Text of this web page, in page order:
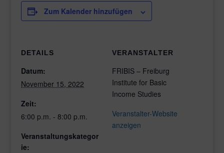
Zum Kalender hinzufügen
DETAILS
Datum:
November 15, 2022
Zeit:
6:00 p.m. - 8:00 p.m.
Veranstaltungskategor
ie:
VERANSTALTER
FRIBIS – Freiburg
Institute for Basic
Income Studies
Veranstalter-Website
anzeigen